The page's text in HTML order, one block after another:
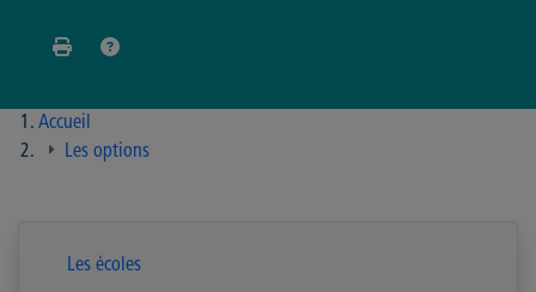
Accueil
Les options
Les écoles